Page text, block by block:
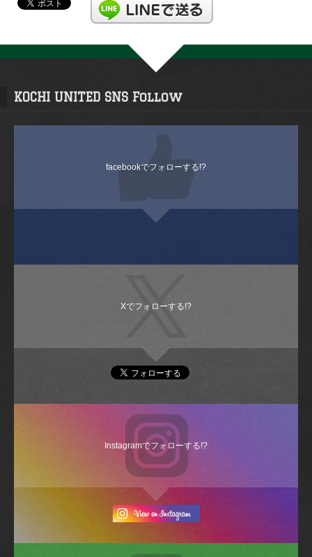
KOCHI UNITED SNS Follow
facebookでフォローする!?
Xでフォローする!?
Instagramでフォローする!?